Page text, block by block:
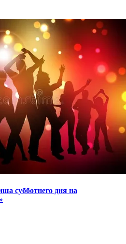
субботнего дня на